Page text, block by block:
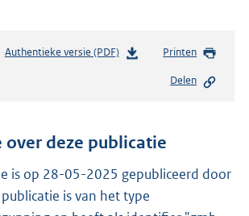
Authentieke versie (PDF)b
n
s
r
Printen
Delen
deze publicatie
is op 28-05-2025 gepubliceerd door
is van het type